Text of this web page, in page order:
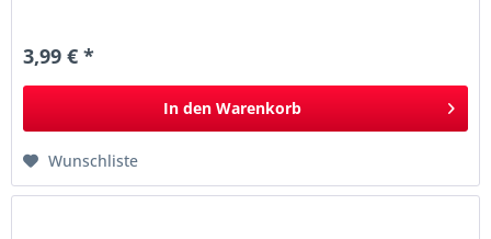
3,99 € *
In den Warenkorb
Wunschliste